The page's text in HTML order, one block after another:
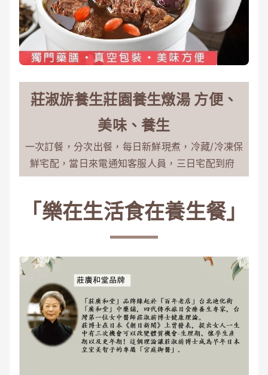
莊淑旂養生莊園養生燉湯 方便、
美味、養生
一次訂餐，分次出餐，每日新鮮現煮，冷藏/冷凍保
鮮宅配，當日來電通知客服人員，三日宅配到府
「樂在生活食在養生餐」